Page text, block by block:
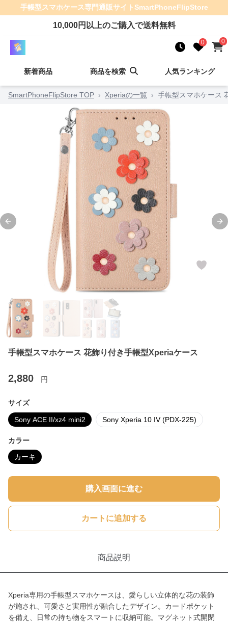
手帳型スマホケース専門通販サイトSmartPhoneFlipStore
10,000円以上のご購入で送料無料
0 0
新着商品 商品を検索 人気ランキング
SmartPhoneFlipStore TOP › Xperiaの一覧 › 手帳型スマホケース
Previous slide
手帳型スマホケース 花飾り付き手帳型Xperiaケース
2,880 円
サイズ
Sony ACE II/xz4 mini2 Sony Xperia 10 IV (PDX-225)
カラー
カーキ
購入画面に進む
カートに追加する
商品説明
Xperia専用の手帳型スマホケースは、愛らしい立体的な花の装飾
が施され、可愛さと実用性が融合したデザイン。カードポケット
を備え、日常の持ち物をスマートに収納可能。マグネット式開閉